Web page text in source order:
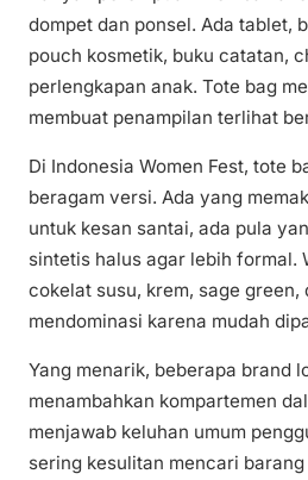
dompet dan ponsel. Ada tablet,
pouch kosmetik, buku catatan,
perlengkapan anak. Tote bag
membuat penampilan terlihat
Di Indonesia Women Fest, tote
beragam versi. Ada yang
untuk kesan santai, ada pula
sintetis halus agar lebih formal.
cokelat susu, krem, sage green,
mendominasi karena mudah
Yang menarik, beberapa brand
menambahkan kompartemen
menjawab keluhan umum
sering kesulitan mencari